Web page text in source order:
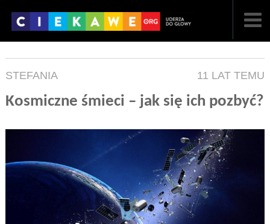
STEFANIA 11 LAT TEMU
Kosmiczne śmieci – jak się ich pozbyć?
NAJNOWSZE
A ARTYKUŁY
G GALERIA
REGULAMIN